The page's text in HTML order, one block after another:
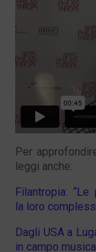
Per
leggi anche:
Filantropia:
la loro
Dagli USA a
in campo